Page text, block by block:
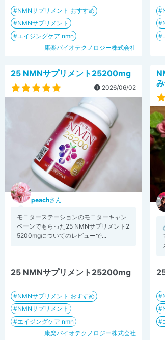
NMNサプリメント おすすめ
NMNサプリメント
エイジングケア nmn
康楽バイオテクノロジー株式会社
25 NMNサプリメント25200mg
2026/06/02
peachさん
モニターステーションのモニターキャン
ペーンでもらった25 NMNサプリメント2
5200mgについてのレビューで...
25 NMNサプリメント25200mg
NMNサプリメント おすすめ
NMNサプリメント
エイジングケア nmn
康楽バイオテクノロジー株式会社